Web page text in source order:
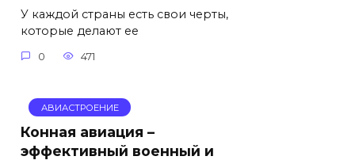
У каждой страны есть свои черты,
которые делают ее
0 471
АВИАСТРОЕНИЕ
Конная авиация –
эффективный военный и